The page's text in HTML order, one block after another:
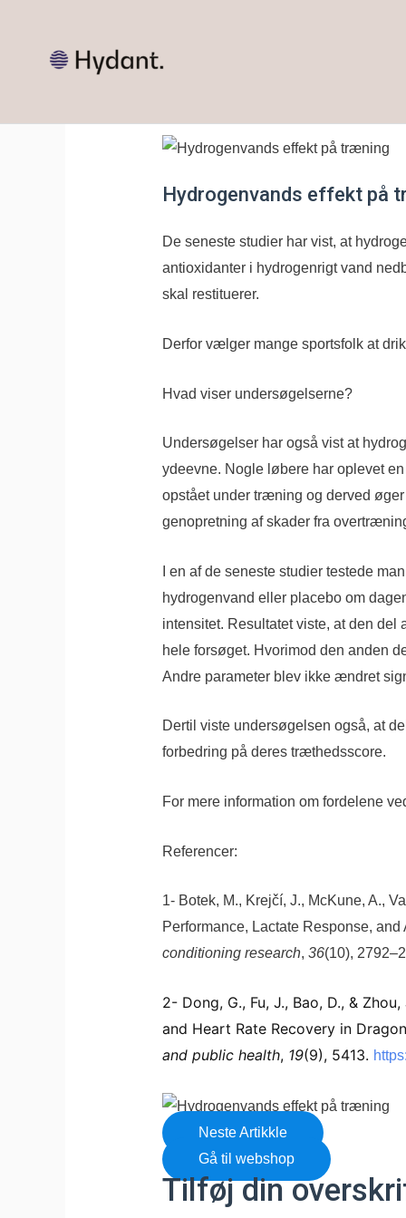
indholdet
Hydrogenvands effekt på
De seneste studier har vist, at
antioxidanter i hydrogenrigt vand
skal restituerer.
Derfor vælger mange sportsfolk at
Hvad viser undersøgelserne?
Undersøgelser har også vist at
ydeevne. Nogle løbere har oplevet
opstået under træning og derved
genopretning af skader fra
I en af de seneste studier testede
hydrogenvand eller placebo om
intensitet. Resultatet viste, at den
hele forsøget. Hvorimod den anden
Andre parameter blev ikke ændret
Dertil viste undersøgelsen også, at
forbedring på deres træthedsscore.
For mere information om fordelene
Referencer:
1- Botek, M., Krejčí, J., McKune, A.,
Performance, Lactate Response,
conditioning research, 36(10),
2- Dong, G., Fu, J., Bao, D., &
and Heart Rate Recovery in
and public health, 19(9), 5413.
Neste Artikkle
Gå til webshop
Tilføj din